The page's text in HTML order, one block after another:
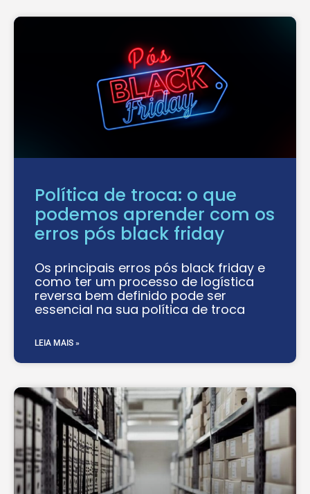
Política de troca: o que
podemos aprender com os
erros pós black friday
Os principais erros pós black friday e
como ter um processo de logística
reversa bem definido pode ser
essencial na sua política de troca
LEIA MAIS »